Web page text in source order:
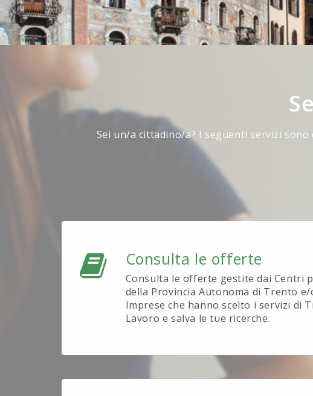
Sei un/a cittadino/a? I seguenti servizi
Consulta le offerte
Consulta le offerte gestite dai Centri
della Provincia Autonoma di Trento e/
Imprese che hanno scelto i servizi di
Lavoro e salva le tue ricerche.